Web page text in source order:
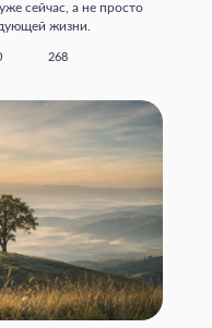
сейчас, а не просто
жизни.
268